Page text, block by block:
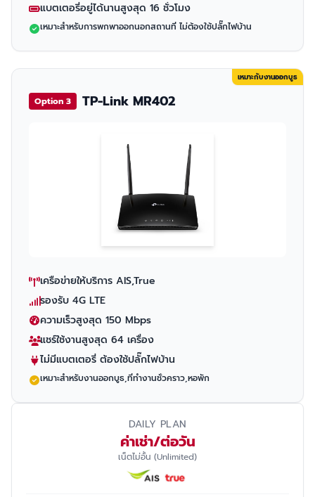
แบตเตอรี่อยู่ได้นานสูงสุด 16 ชั่วโมง
เหมาะสำหรับการพกพาออกนอกสถานที่ ไม่ต้องใช้ปลั๊กไฟบ้าน
เหมาะกับงานออกบูธ
Option 3 TP-Link MR402
เครือข่ายให้บริการ AIS,True
รองรับ 4G LTE
ความเร็วสูงสุด 150 Mbps
แชร์ใช้งานสูงสุด 64 เครื่อง
ไม่มีแบตเตอรี่ ต้องใช้ปลั๊กไฟบ้าน
เหมาะสำหรับงานออกบูธ,ที่ทำงานชั่วคราว,หอพัก
DAILY PLAN
ค่าเช่า/ต่อวัน
เน็ตไม่อั้น (Unlimited)